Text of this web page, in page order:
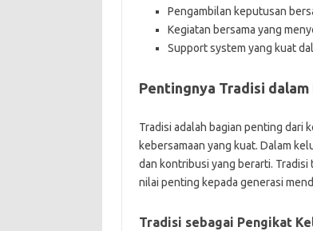
Pengambilan keputusan
Kegiatan bersama yang
Support system yang kuat
Pentingnya Tradisi dalam
Tradisi adalah bagian penting dari
kebersamaan yang kuat. Dalam
dan kontribusi yang berarti. Tradisi
nilai penting kepada generasi
Tradisi sebagai Pengikat